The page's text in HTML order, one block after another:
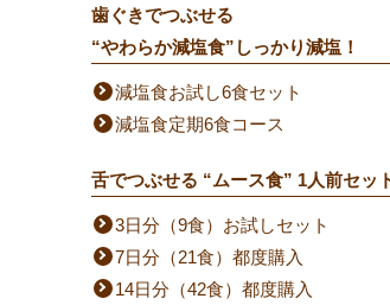
歯ぐきでつぶせる
“やわらか減塩食”しっかり減塩！
減塩食お試し6食セット
減塩食定期6食コース
舌でつぶせる “ムース食” 1人前セッ
3日分（9食）お試しセット
7日分（21食）都度購入
14日分（42食）都度購入